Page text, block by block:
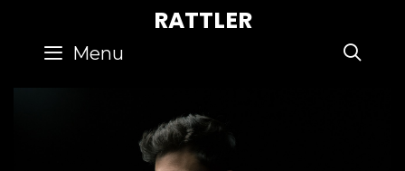
content
RATTLER
Menu